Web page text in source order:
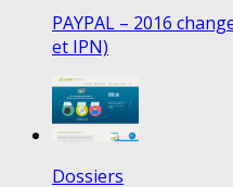
PAYPAL – 2016
et IPN)
Dossiers